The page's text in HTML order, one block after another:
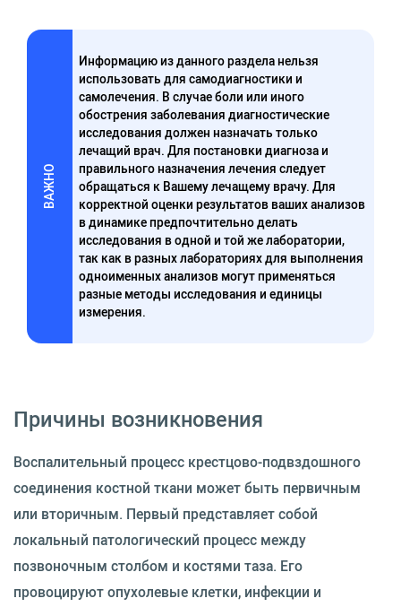
ВАЖНО
Информацию из данного раздела нельзя
использовать для самодиагностики и
самолечения. В случае боли или иного
обострения заболевания диагностические
исследования должен назначать только
лечащий врач. Для постановки диагноза и
правильного назначения лечения следует
обращаться к Вашему лечащему врачу. Для
корректной оценки результатов ваших анализов
в динамике предпочтительно делать
исследования в одной и той же лаборатории,
так как в разных лабораториях для выполнения
одноименных анализов могут применяться
разные методы исследования и единицы
измерения.
Причины возникновения
Воспалительный процесс крестцово-подвздошного
соединения костной ткани может быть первичным
или вторичным. Первый представляет собой
локальный патологический процесс между
позвоночным столбом и костями таза. Его
провоцируют опухолевые клетки, инфекции и